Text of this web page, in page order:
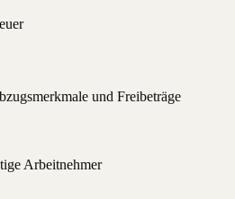
und Freibeträge
Arbeitnehmer